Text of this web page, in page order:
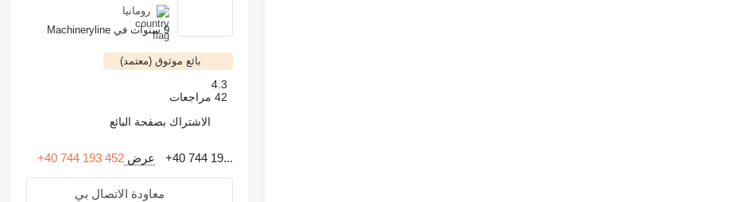
رومانيا
9 سنوات في Machineryline
بائع موثوق (معتمد)
4.3
42 مراجعات
الاشتراك بصفحة البائع
+40 744 19... عرض+40 744 193 452
معاودة الاتصال بي